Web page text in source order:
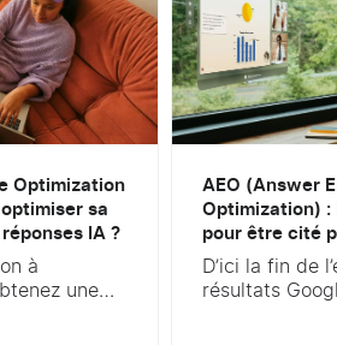
Optimization
sa
IA ?
à
une
AEO (Answer
Optimization) :
pour être cité
D’ici la fin de
résultats